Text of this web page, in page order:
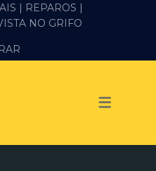
| REPAROS |
NO GRIFO